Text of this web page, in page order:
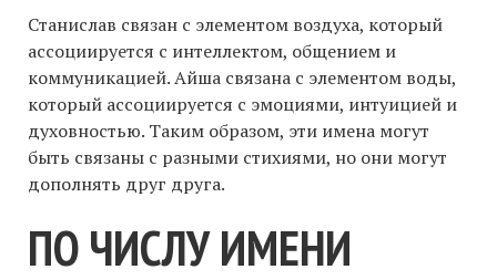
Станислав связан с элементом воздуха, который
ассоциируется с интеллектом, общением и
коммуникацией. Айша связана с элементом воды,
который ассоциируется с эмоциями, интуицией и
духовностью. Таким образом, эти имена могут
быть связаны с разными стихиями, но они могут
дополнять друг друга.
ПО ЧИСЛУ ИМЕНИ